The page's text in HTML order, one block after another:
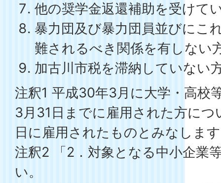
他の奨学金返還補助を受けて
暴力団及び暴力団員並びにこ
難されるべき関係を有しない
加古川市税を滞納していない
注釈1 平成30年3月に大学・高校
3月31日までに雇用された方に
日に雇用されたものとみなしま
注釈2 「2．対象となる中小企業
い。